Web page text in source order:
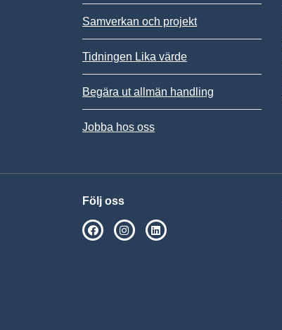
Samverkan och projekt
Tidningen Lika värde
Begära ut allmän handling
Jobba hos oss
Följ oss
SPSM på Facebook
SPSM på Instagram